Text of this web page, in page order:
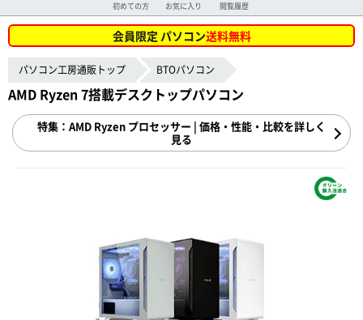
初めての方 お気に入り 閲覧履歴
会員限定 パソコン送料無料
パソコン工房通販トップ BTOパソコン
AMD Ryzen 7搭載デスクトップパソコン
特集：AMD Ryzen プロセッサー | 価格・性能・比較を詳しく
見る